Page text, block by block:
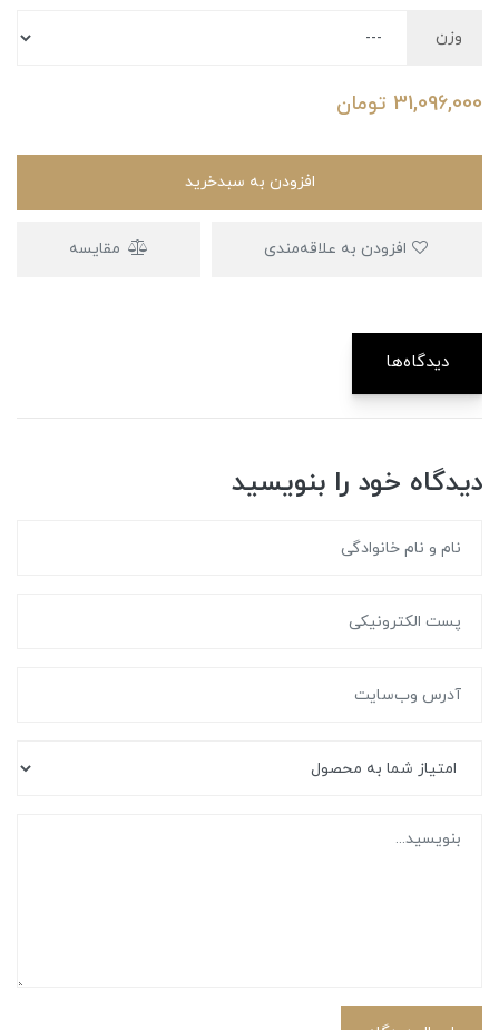
وزن
31,096,000 تومان
افزودن به سبدخرید
مقایسه
دیدگاه‌ها
دیدگاه خود را بنویسید